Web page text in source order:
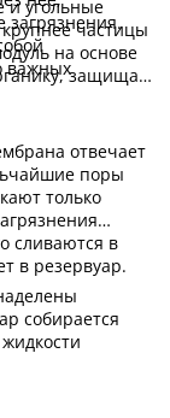
загрязнения.
важных
и угольные
частицы
на основе
защищая
отвечает
поры
только
сливаются в
в резервуар.
собирается